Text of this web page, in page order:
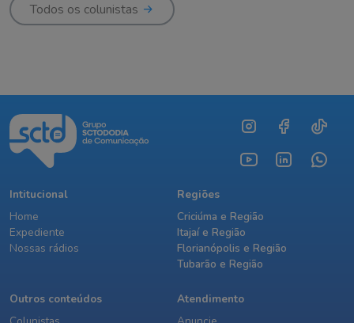
Todos os colunistas
Intitucional
Home
Expediente
Nossas rádios
Regiões
Criciúma e Região
Itajaí e Região
Florianópolis e Região
Tubarão e Região
Outros conteúdos
Atendimento